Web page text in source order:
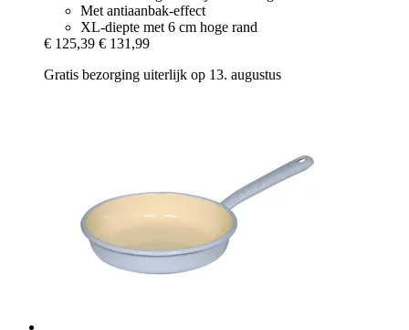
Met antiaanbak-effect
XL-diepte met 6 cm hoge rand
€ 125,39 € 131,99
Gratis bezorging uiterlijk op 13. augustus